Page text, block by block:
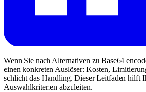
Wenn Sie nach Alternativen zu Base64
einen konkreten Auslöser: Kosten,
schlicht das Handling. Dieser Leitfaden hilft
Auswahlkriterien abzuleiten.